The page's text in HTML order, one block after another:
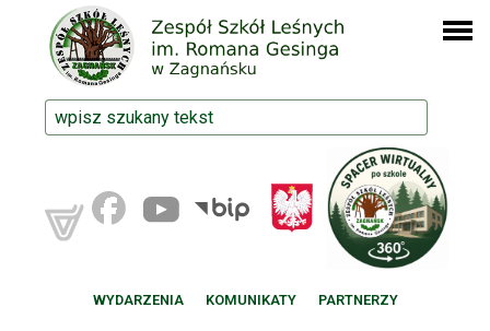
WYDARZENIA KOMUNIKATY PARTNERZY